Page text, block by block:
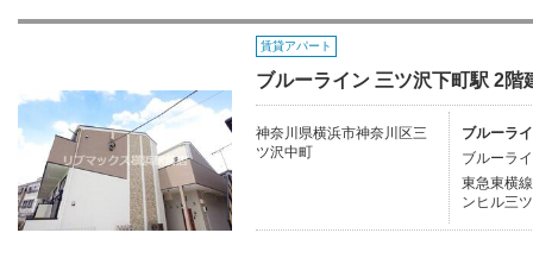
賃貸アパート
ブルーライン 三ツ沢下町駅 2階
神奈川県横浜市神奈川区三
ツ沢中町
ブルーラ
ブルーラ
東急東横
ンヒル三